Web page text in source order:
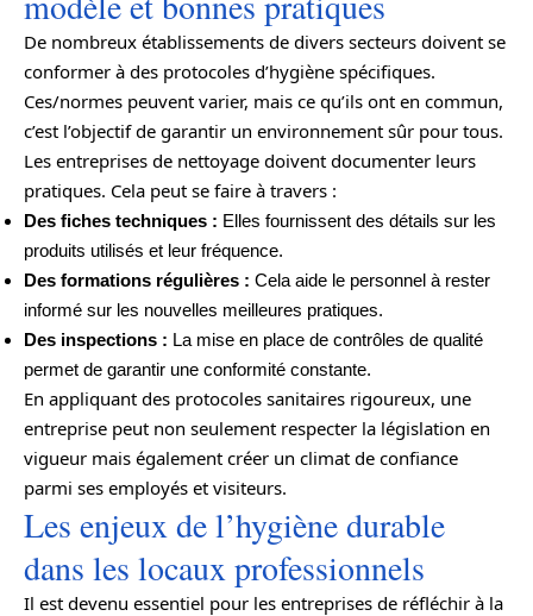
De nombreux établissements de divers secteurs doivent se
conformer à des protocoles d’hygiène spécifiques.
Ces/normes peuvent varier, mais ce qu’ils ont en commun,
c’est l’objectif de garantir un environnement sûr pour tous.
Les entreprises de nettoyage doivent documenter leurs
pratiques. Cela peut se faire à travers :
Des fiches techniques : Elles fournissent des détails sur les
produits utilisés et leur fréquence.
Des formations régulières : Cela aide le personnel à rester
informé sur les nouvelles meilleures pratiques.
Des inspections : La mise en place de contrôles de qualité
permet de garantir une conformité constante.
En appliquant des protocoles sanitaires rigoureux, une
entreprise peut non seulement respecter la législation en
vigueur mais également créer un climat de confiance
parmi ses employés et visiteurs.
Les enjeux de l’hygiène durable
dans les locaux professionnels
Il est devenu essentiel pour les entreprises de réfléchir à la